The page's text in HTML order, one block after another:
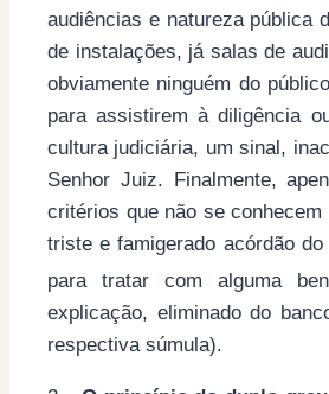
audiências e natureza pública
de instalações, já salas de
obviamente ninguém do
para assistirem à diligência
cultura judiciária, um sinal,
Senhor Juiz. Finalmente,
critérios que não se
triste e famigerado acórdão
para tratar com alguma
explicação, eliminado do
respectiva súmula).